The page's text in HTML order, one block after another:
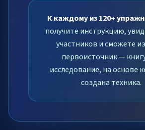
К каждому из 120+
получите инструкцию,
участников и сможете
первоисточник —
исследование, на основе
создана техника.